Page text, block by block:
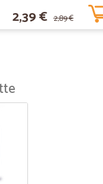
2,39 € 2,89 €